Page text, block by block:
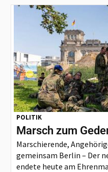
POLITIK
Marsch zum
Marschierende,
gemeinsam Berlin – Der
endete heute am